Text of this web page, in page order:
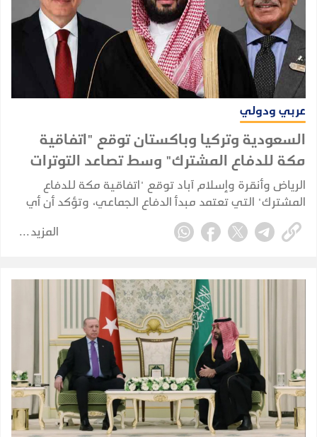
عربي ودولي
السعودية وتركيا وباكستان توقع "اتفاقية
مكة للدفاع المشترك" وسط تصاعد التوترات
الإقليمية
الرياض وأنقرة وإسلام آباد توقع "اتفاقية مكة للدفاع
المشترك" التي تعتمد مبدأ الدفاع الجماعي، وتؤكد أن أي
هجوم على إحدى الدول الثلاث يُعد هجومًا على الجميع،
مع تأكيد أن الاتفاقية دفاعية ولا تستهدف أي طرف.المزيد